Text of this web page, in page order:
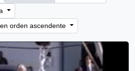
orden ascendente